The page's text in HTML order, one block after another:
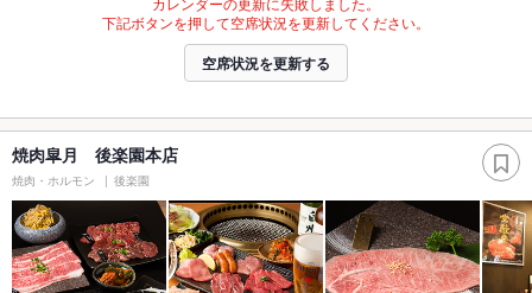
下記ボタンを押して空席状況を更新してください。
空席状況を更新する
焼肉皐月 後楽園本店
焼肉・ホルモン 後楽園